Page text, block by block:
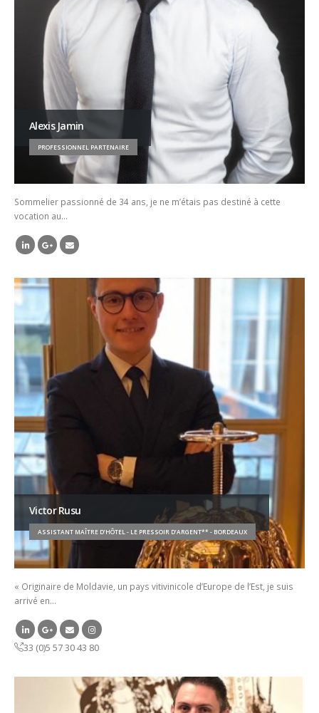
Alexis Jamin
PROFESSIONNEL PARTENAIRE
Sommelier passionné de 34 ans, je ne m’étais pas destiné à cette
vocation au…
Victor Rusu
ASSISTANT MAÎTRE D’HÔTEL - LE PRESSOIR D’ARGENT** - BORDEAUX
« Originaire de Moldavie, un pays vitivinicole d’Europe de l’Est, je suis
arrivé en…
33 (0)5 57 30 43 80